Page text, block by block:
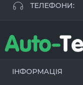
ТЕЛЕФОНИ:
+38 096 250 84 38
+38 099 657 61 50
ІНФОРМАЦІЯ